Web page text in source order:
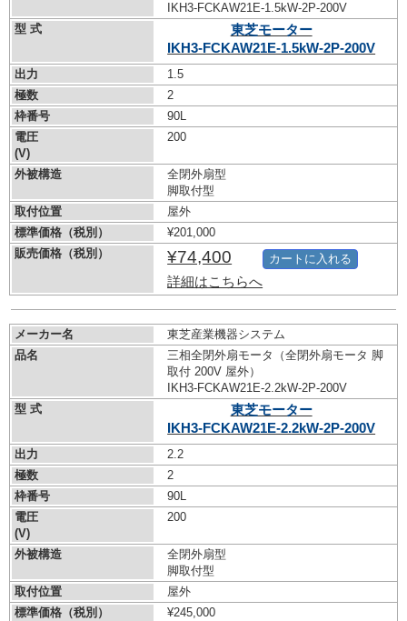
IKH3-FCKAW21E-1.5kW-2P-200V
型 式
東芝モーター
IKH3-FCKAW21E-1.5kW-2P-200V
出力
1.5
極数
2
枠番号
90L
電圧
(V)
200
外被構造
全閉外扇型
脚取付型
取付位置
屋外
標準価格（税別）
¥201,000
販売価格（税別）
¥74,400
詳細はこちらへ
カートに入れる
メーカー名
東芝産業機器システム
品名
三相全閉外扇モータ（全閉外扇モータ 脚
取付 200V 屋外）
IKH3-FCKAW21E-2.2kW-2P-200V
型 式
東芝モーター
IKH3-FCKAW21E-2.2kW-2P-200V
出力
2.2
極数
2
枠番号
90L
電圧
(V)
200
外被構造
全閉外扇型
脚取付型
取付位置
屋外
標準価格（税別）
¥245,000